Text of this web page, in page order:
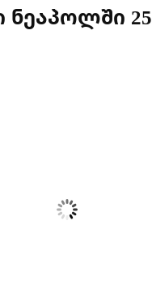
ნეაპოლში 25